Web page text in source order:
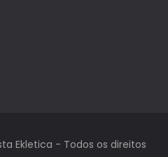
Ekletica - Todos os direitos